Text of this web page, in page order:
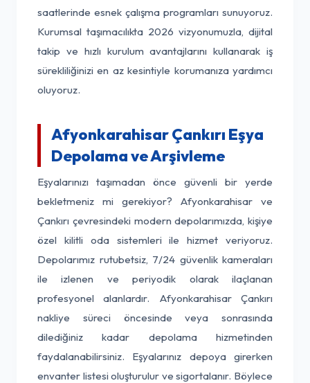
saatlerinde esnek çalışma programları sunuyoruz.
Kurumsal taşımacılıkta 2026 vizyonumuzla, dijital
takip ve hızlı kurulum avantajlarını kullanarak iş
sürekliliğinizi en az kesintiyle korumanıza yardımcı
oluyoruz.
Afyonkarahisar Çankırı Eşya
Depolama ve Arşivleme
Eşyalarınızı taşımadan önce güvenli bir yerde
bekletmeniz mi gerekiyor? Afyonkarahisar ve
Çankırı çevresindeki modern depolarımızda, kişiye
özel kilitli oda sistemleri ile hizmet veriyoruz.
Depolarımız rutubetsiz, 7/24 güvenlik kameraları
ile izlenen ve periyodik olarak ilaçlanan
profesyonel alanlardır. Afyonkarahisar Çankırı
nakliye süreci öncesinde veya sonrasında
dilediğiniz kadar depolama hizmetinden
faydalanabilirsiniz. Eşyalarınız depoya girerken
envanter listesi oluşturulur ve sigortalanır. Böylece